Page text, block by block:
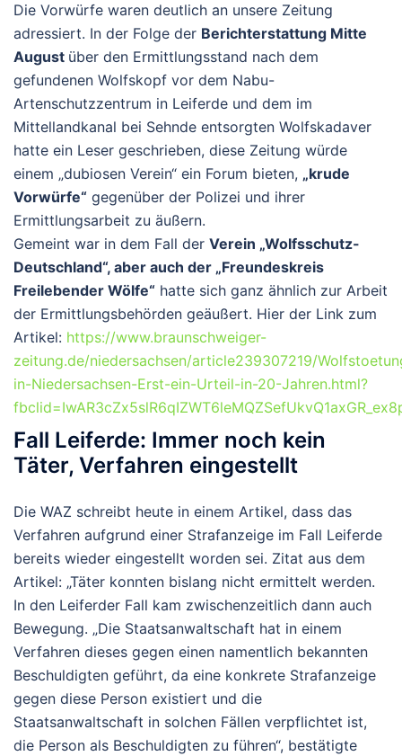
Die Vorwürfe waren deutlich an unsere Zeitung
adressiert. In der Folge der Berichterstattung Mitte
August über den Ermittlungsstand nach dem
gefundenen Wolfskopf vor dem Nabu-
Artenschutzzentrum in Leiferde und dem im
Mittellandkanal bei Sehnde entsorgten Wolfskadaver
hatte ein Leser geschrieben, diese Zeitung würde
einem „dubiosen Verein“ ein Forum bieten, „krude
Vorwürfe“ gegenüber der Polizei und ihrer
Ermittlungsarbeit zu äußern.
Gemeint war in dem Fall der Verein „Wolfsschutz-
Deutschland“, aber auch der „Freundeskreis
Freilebender Wölfe“ hatte sich ganz ähnlich zur Arbeit
der Ermittlungsbehörden geäußert. Hier der Link zum
Artikel: https://www.braunschweiger-
zeitung.de/niedersachsen/article239307219/
in-Niedersachsen-Erst-ein-Urteil-in-20-Jahren.html?
Fall Leiferde: Immer noch kein
Täter, Verfahren eingestellt
Die WAZ schreibt heute in einem Artikel, dass das
Verfahren aufgrund einer Strafanzeige im Fall Leiferde
bereits wieder eingestellt worden sei. Zitat aus dem
Artikel: „Täter konnten bislang nicht ermittelt werden.
In den Leiferder Fall kam zwischenzeitlich dann auch
Bewegung. „Die Staatsanwaltschaft hat in einem
Verfahren dieses gegen einen namentlich bekannten
Beschuldigten geführt, da eine konkrete Strafanzeige
gegen diese Person existiert und die
Staatsanwaltschaft in solchen Fällen verpflichtet ist,
die Person als Beschuldigten zu führen“, bestätigte